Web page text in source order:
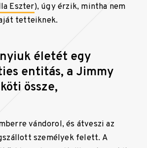
Eszter), úgy érzik, mintha nem
tetteiknek.
életét egy
entitás, a Jimmy
össze,
vándorol, és átveszi az
személyek felett. A